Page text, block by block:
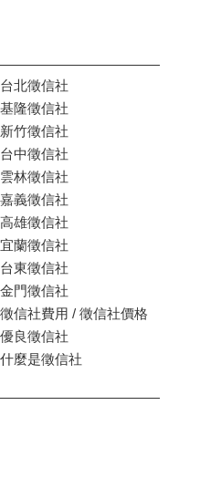
台北徵信社
基隆徵信社
新竹徵信社
台中徵信社
雲林徵信社
嘉義徵信社
高雄徵信社
宜蘭徵信社
台東徵信社
金門徵信社
徵信社費用 / 徵信社價格
優良徵信社
什麼是徵信社